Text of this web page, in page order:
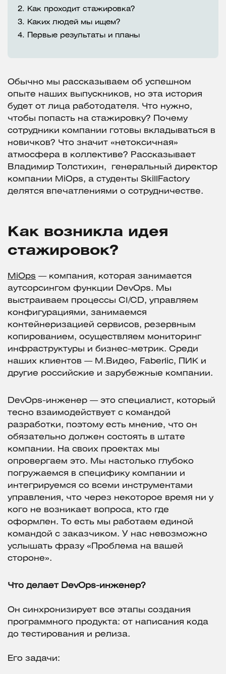
2.
Как проходит стажировка?
3.
Каких людей мы ищем?
4.
Первые результаты и планы
Обычно мы рассказываем об успешном
опыте наших выпускников, но эта история
будет от лица работодателя. Что нужно,
чтобы попасть на стажировку? Почему
сотрудники компании готовы вкладываться в
новичков? Что значит «нетоксичная»
атмосфера в коллективе? Рассказывает
Владимир Толстихин, генеральный директор
компании MiOps, а студенты SkillFactory
делятся впечатлениями о сотрудничестве.
Как возникла идея
стажировок?
MiOps — компания, которая занимается
аутсорсингом функции DevOps. Мы
выстраиваем процессы CI/CD, управляем
конфигурациями, занимаемся
контейнеризацией сервисов, резервным
копированием, осуществляем мониторинг
инфраструктуры и бизнес-метрик. Среди
наших клиентов — М.Видео, Faberlic, ПИК и
другие российские и зарубежные компании.
DevOps-инженер — это специалист, который
тесно взаимодействует с командой
разработки, поэтому есть мнение, что он
обязательно должен состоять в штате
компании. На своих проектах мы
опровергаем это. Мы настолько глубоко
погружаемся в специфику компании и
интегрируемся со всеми инструментами
управления, что через некоторое время ни у
кого не возникает вопроса, кто где
оформлен. То есть мы работаем единой
командой с заказчиком. У нас невозможно
услышать фразу «Проблема на вашей
стороне».
Что делает DevOps-инженер?
Он синхронизирует все этапы создания
программного продукта: от написания кода
до тестирования и релиза.
Его задачи: